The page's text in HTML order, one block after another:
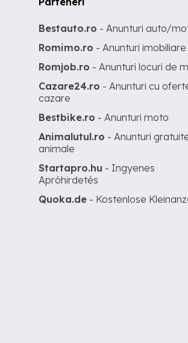
Bestauto.ro - Anunturi auto/
Romimo.ro - Anunturi imobiliare
Romjob.ro - Anunturi locuri de
Cazare24.ro - Anunturi cu
cazare
Bestbike.ro - Anunturi moto
Animalutul.ro - Anunturi
animale
Startapro.hu - Ingyenes
Apróhirdetés
Quoka.de - Kostenlose